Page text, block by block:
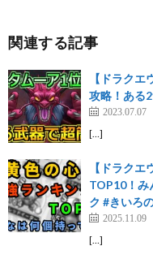
関連する記事
【ドラク
攻略！ある
2023.07.07
[…]
【ドラク
TOP10！み
ク #きいろ
2025.11.09
[…]